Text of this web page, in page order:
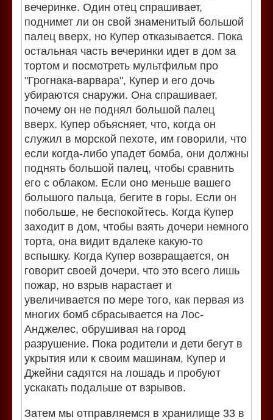
вечеринке. Один отец спрашивает,
поднимет ли он свой знаменитый большой
палец вверх, но Купер отказывается. Пока
остальная часть вечеринки идет в дом за
тортом и посмотреть мультфильм про
"Грогнака-варвара", Купер и его дочь
убираются снаружи. Она спрашивает,
почему он не поднял большой палец
вверх. Купер объясняет, что, когда он
служил в морской пехоте, им говорили, что
если когда-либо упадет бомба, они должны
поднять большой палец, чтобы сравнить
его с облаком. Если оно меньше вашего
большого пальца, бегите в горы. Если он
побольше, не беспокойтесь. Когда Купер
заходит в дом, чтобы взять дочери немного
торта, она видит вдалеке какую-то
вспышку. Когда Купер возвращается, он
говорит своей дочери, что это всего лишь
пожар, но взрыв нарастает и
увеличивается по мере того, как первая из
многих бомб сбрасывается на Лос-
Анджелес, обрушивая на город
разрушение. Пока родители и дети бегут в
укрытия или к своим машинам, Купер и
Джейни садятся на лошадь и пробуют
ускакать подальше от взрывов.
Затем мы отправляемся в хранилище 33 в